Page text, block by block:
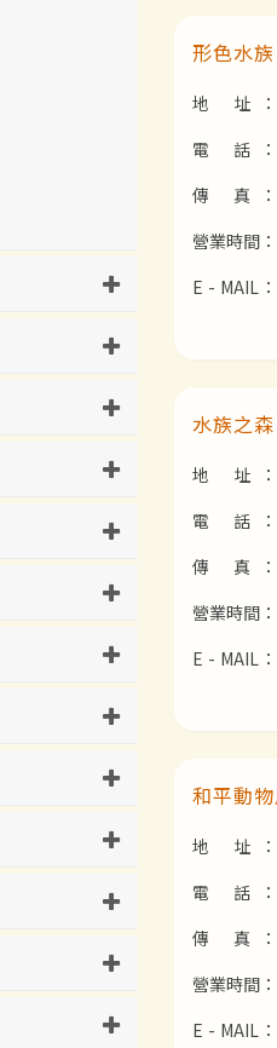
形色水族
地 址：
電 話：
傳 真：
營業時間：
E - MAIL：
水族之森
地 址：
電 話：
傳 真：
營業時間：
E - MAIL：
和平動
地 址：
電 話：
傳 真：
營業時間：
E - MAIL：